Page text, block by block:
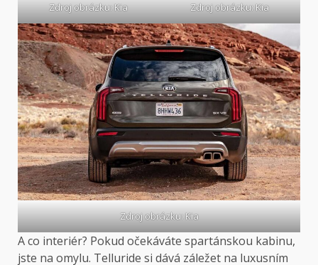
Zdroj obrázku: Kia Zdroj obrázku: Kia
Zdroj obrázku: Kia
A co interiér? Pokud očekáváte spartánskou kabinu,
jste na omylu. Telluride si dává záležet na luxusním